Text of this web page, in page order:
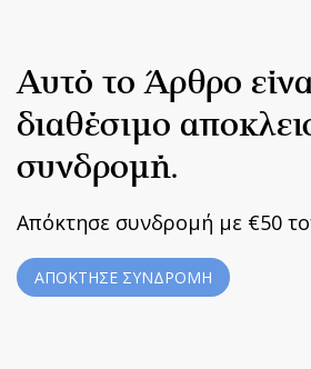
Αυτό το Άρθρο
διαθέσιμο
συνδρομή.
Απόκτησε συνδρομή με €50
ΑΠΟΚΤΗΣΕ ΣΥΝΔΡΟΜΗ
Home|Terms & Conditions |